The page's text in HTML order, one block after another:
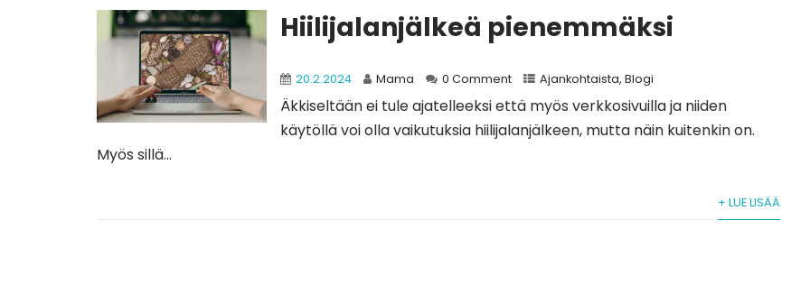
Hiilijalanjälkeä pienemmäksi
20.2.2024 Mama 0 Comment Ajankohtaista,Blogi
Äkkiseltään ei tule ajatelleeksi että myös verkkosivuilla ja niiden
käytöllä voi olla vaikutuksia hiilijalanjälkeen, mutta näin kuitenkin on.
Myös sillä...
+ LUE LISÄÄ